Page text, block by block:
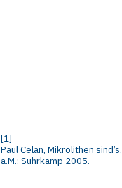
[1]
PaulCelan, Mikrolithen sind’s,
a.M.: Suhrkamp 2005.